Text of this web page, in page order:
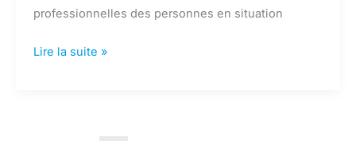
professionnelles des personnes en situation
Les
Lire la suite »